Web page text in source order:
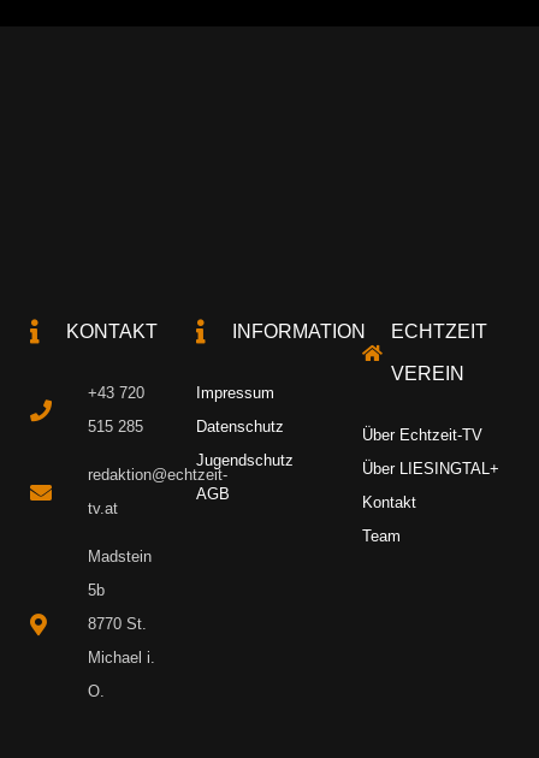
KONTAKT
+43 720
515 285
redaktion@echtzeit-
tv.at
Madstein
5b
8770 St.
Michael i.
O.
INFORMATION
Impressum
Datenschutz
Jugendschutz
AGB
ECHTZEIT
VEREIN
Über Echtzeit-TV
Über LIESINGTAL+
Kontakt
Team